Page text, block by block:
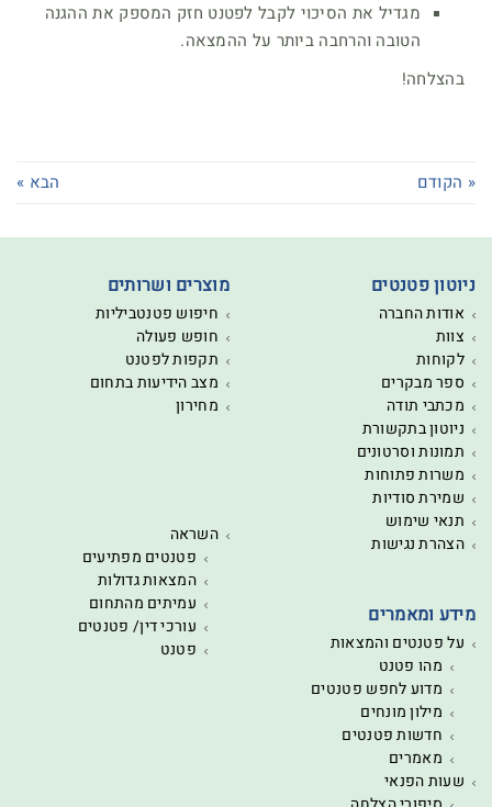
מגדיל את הסיכוי לקבל לפטנט חזק המספק את ההגנה
הטובה והרחבה ביותר על ההמצאה.
בהצלחה!
« הקודם הבא »
ניוטון פטנטים
אודות החברה
צוות
לקוחות
ספר מבקרים
מכתבי תודה
ניוטון בתקשורת
תמונות וסרטונים
משרות פתוחות
שמירת סודיות
תנאי שימוש
הצהרת נגישות
מוצרים ושרותים
חיפוש פטנטביליות
חופש פעולה
תקפות לפטנט
מצב הידיעות בתחום
מחירון
מידע ומאמרים
על פטנטים והמצאות
מהו פטנט
מדוע לחפש פטנטים
מילון מונחים
חדשות פטנטים
מאמרים
שעות הפנאי
השראה
פטנטים מפתיעים
המצאות גדולות
עמיתים מהתחום
עורכי דין/ פטנטים
פטנט